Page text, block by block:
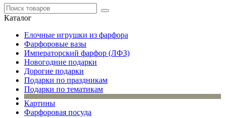
Каталог
Елочные игрушки из фарфора
Фарфоровые вазы
Императорский фарфор (ЛФЗ)
Новогодние подарки
Дорогие подарки
Подарки по праздникам
Подарки по тематикам
Картины
Фарфоровая посуда